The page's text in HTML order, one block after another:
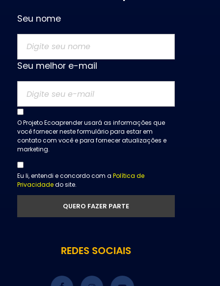
Seu nome
Seu melhor e-mail
O Projeto Ecoaprender usará as informações que
você fornecer neste formulário para estar em
contato com você e para fornecer atualizações e
marketing.
Eu li, entendi e concordo com a Política de
Privacidadedo site.
REDES SOCIAIS